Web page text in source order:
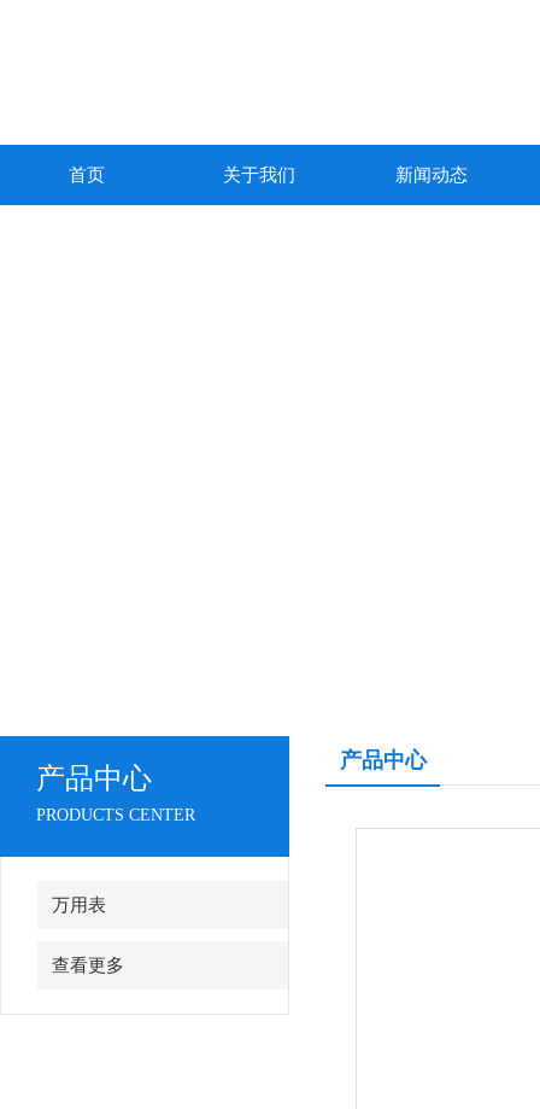
首页 关于我们 新闻动态
产品中心
PRODUCTS CENTER
万用表
查看更多
产品中心